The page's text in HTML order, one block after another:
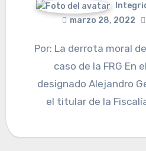
marzo 28, 2022
Por: La derrota moral de López Obrador: el
caso de la FRG En
designado Alejandro
el titular de la